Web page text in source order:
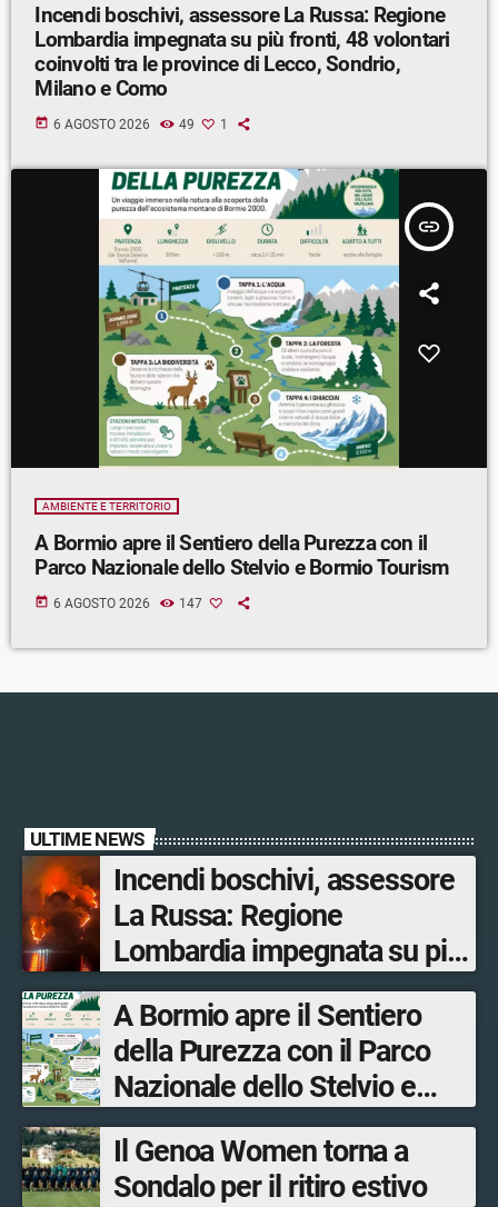
Incendi boschivi, assessore La Russa: Regione
Lombardia impegnata su più fronti, 48 volontari
coinvolti tra le province di Lecco, Sondrio,
Milano e Como
today 6 AGOSTO 2026 49 1
insert_link
AMBIENTE E TERRITORIO
A Bormio apre il Sentiero della Purezza con il
Parco Nazionale dello Stelvio e Bormio Tourism
today 6 AGOSTO 2026 147
ULTIME NEWS
Incendi boschivi, assessore
La Russa: Regione
Lombardia impegnata su più
fronti, 48 volontari coinvolti
tra le province di Lecco,
Sondrio, Milano e Como
A Bormio apre il Sentiero
della Purezza con il Parco
Nazionale dello Stelvio e
Bormio Tourism
Il Genoa Women torna a
Sondalo per il ritiro estivo